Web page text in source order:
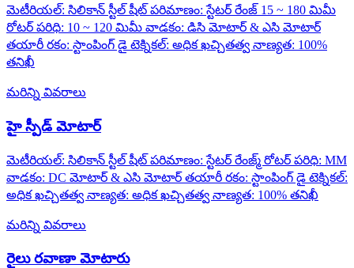
మెటీరియల్: సిలికాన్ స్టీల్ షీట్ పరిమాణం: స్టేటర్ రేంజ్ 15 ~ 180 మిమీ
రోటర్ పరిధి: 10 ~ 120 మిమీ వాడకం: డిసి మోటార్ & ఎసి మోటార్
తయారీ రకం: స్టాంపింగ్ డై టెక్నికల్: అధిక ఖచ్చితత్వ నాణ్యత: 100%
తనిఖీ
మరిన్ని వివరాలు
హై స్పీడ్ మోటార్
మెటీరియల్: సిలికాన్ స్టీల్ షీట్ పరిమాణం: స్టేటర్ రేంజ్మ్ రోటర్ పరిధి: MM
వాడకం: DC మోటార్ & ఎసి మోటార్ తయారీ రకం: స్టాంపింగ్ డై టెక్నికల్:
అధిక ఖచ్చితత్వ నాణ్యత: అధిక ఖచ్చితత్వ నాణ్యత: 100% తనిఖీ
మరిన్ని వివరాలు
రైలు రవాణా మోటారు